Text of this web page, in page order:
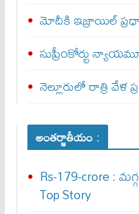
మోదీకి ఇజ్రాయిల్
సుప్రీంకోర్టు
నెల్లూరులో రాత్రి వేళ
అంతర్జాతీయం :
Rs-179-crore :
Top Story